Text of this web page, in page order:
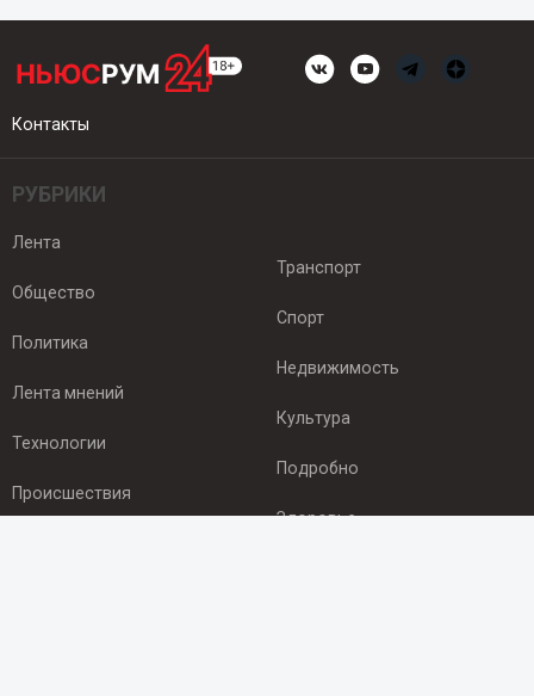
Контакты
РУБРИКИ
Лента
Общество
Политика
Лента мнений
Технологии
Происшествия
Транспорт
Спорт
Недвижимость
Культура
Подробно
Здоровье